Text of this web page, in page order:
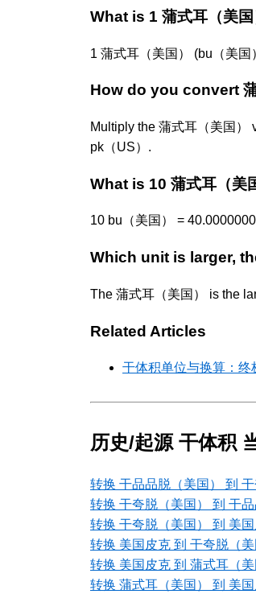
What is 1 蒲式耳（美
1 蒲式耳（美国） (bu（美
How do you convert
Multiply the 蒲式耳（美国）
pk（US）.
What is 10 蒲式耳（美
10 bu（美国） =
Which unit is larger,
The 蒲式耳（美国） is the
Related Articles
干体积单位与换算：终
历史/起源 干体积
转换 干品品脱（美国） 到 干
转换 干夸脱（美国） 到 干品
转换 干夸脱（美国） 到 美
转换 美国皮克 到 干夸脱（美
转换 美国皮克 到 蒲式耳（美
转换 蒲式耳（美国） 到 美